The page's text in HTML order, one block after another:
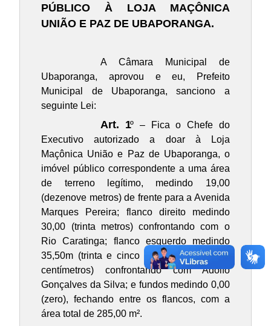
PÚBLICO À LOJA MAÇÔNICA
UNIÃO E PAZ DE UBAPORANGA.
A Câmara Municipal de
Ubaporanga, aprovou e eu, Prefeito
Municipal de Ubaporanga, sanciono a
seguinte Lei:
Art. 1º – Fica o Chefe do
Executivo autorizado a doar à Loja
Maçônica União e Paz de Ubaporanga, o
imóvel público correspondente a uma área
de terreno legítimo, medindo 19,00
(dezenove metros) de frente para a Avenida
Marques Pereira; flanco direito medindo
30,00 (trinta metros) confrontando com o
Rio Caratinga; flanco esquerdo medindo
35,50m (trinta e cinco metros e cinqüenta
centímetros) confrontando com Adolfo
Gonçalves da Silva; e fundos medindo 0,00
(zero), fechando entre os flancos, com a
área total de 285,00 m².